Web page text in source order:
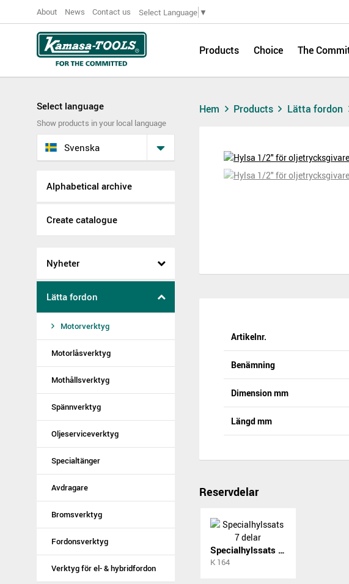
About News Contact us Select Language ▼
Products Choice The
Select language
Show products in your local language
Svenska
Alphabetical archive
Create catalogue
Nyheter
Lätta fordon
Motorverktyg
Motorlåsverktyg
Mothållsverktyg
Spännverktyg
Oljeserviceverktyg
Specialtänger
Avdragare
Bromsverktyg
Fordonsverktyg
Verktyg för el- & hybridfordon
Hem Products Lätta fordon
Artikelnr.
Benämning
Dimension mm
Längd mm
Reservdelar
Specialhylssats 7 delar
K 164